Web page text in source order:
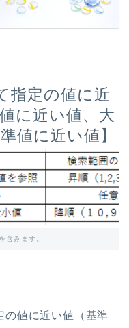
指定の値に近
に近い値、大
値に近い値】
含みます。
の値に近い値（基準